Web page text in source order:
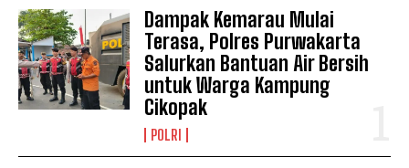
Dampak Kemarau Mulai
Terasa, Polres Purwakarta
Salurkan Bantuan Air Bersih
untuk Warga Kampung
Cikopak
POLRI